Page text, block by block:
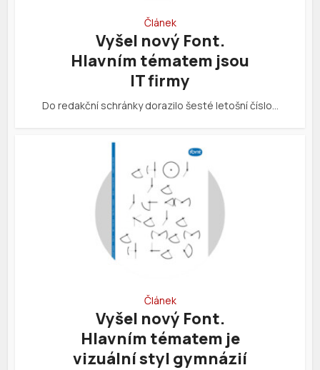
Článek
Vyšel nový Font.
Hlavním tématem jsou
IT firmy
Do redakční schránky dorazilo šesté letošní číslo…
Článek
Vyšel nový Font.
Hlavním tématem je
vizuální styl gymnázií